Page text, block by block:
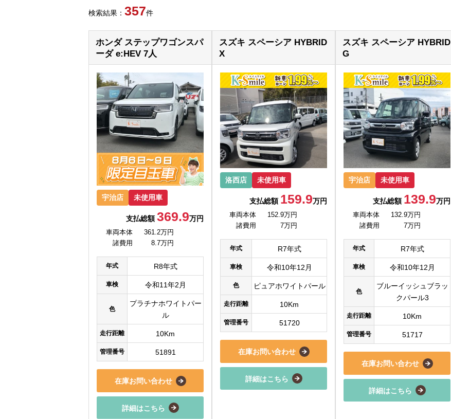
検索結果： 357件
ホンダ ステップワゴンスパ
ーダ e:HEV 7人
宇治店 未使用車
支払総額369.9万円
車両本体
361.2万円
諸費用
8.7万円
年式 R8年式
車検 令和11年2月
色
プラチナホワイトパー
ル
走行距離 10Km
管理番号 51891
在庫お問い合わせ
詳細はこちら
スズキ スペーシア HYBRID
X
洛西店 未使用車
支払総額 159.9万円
車両本体
152.9万円
諸費用
7万円
年式 R7年式
車検 令和10年12月
色 ピュアホワイトパール
走行距離 10Km
管理番号 51720
在庫お問い合わせ
詳細はこちら
スズキ スペーシア HYBRID
G
宇治店 未使用車
支払総額 139.9万円
車両本体
132.9万円
諸費用
7万円
年式 R7年式
車検 令和10年12月
色
ブルーイッシュブラッ
クパール3
走行距離 10Km
管理番号 51717
在庫お問い合わせ
詳細はこちら